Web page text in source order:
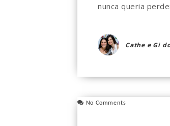
nunca queria
Cathe e Gi
No Comments